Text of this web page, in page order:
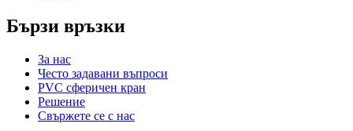
Бързи връзки
За нас
Често задавани въпроси
PVC сферичен кран
Решение
Свържете се с нас